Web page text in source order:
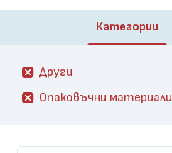
Категории
Други
Опаковъчни материали